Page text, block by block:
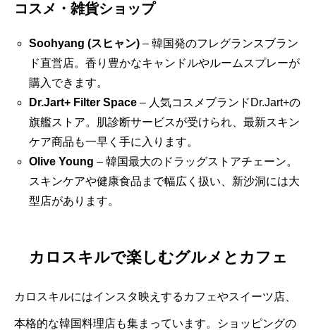
コスメ・雑貨ショップ
Soohyang (スヒャン)– 韓国発のフレグランスブラン
ド直営店。香り豊かなキャンドルやルームスプレーが
購入できます。
Dr.Jart+ Filter Space– 人気コスメブランドDr.Jart+の
旗艦ストア。肌診断サービスが受けられ、最新スキン
ケア商品も一早く手に入ります。
Olive Young – 韓国最大のドラッグストアチェーン。
スキンケアや健康食品まで幅広く扱い、新沙洞には大
型店があります。
カロスキルで楽しむグルメとカフェ
カロスキルにはインスタ映えするカフェやスイーツ店、
本格的な韓国料理店も集まっています。ショッピングの